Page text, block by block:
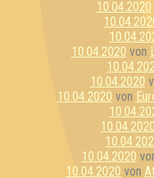
10.04.2020
10.04.2020 von
10.04.2020
10.04.2020 von
10.04.2020
10.04.2020
10.04.2020 von